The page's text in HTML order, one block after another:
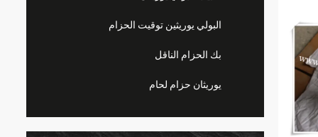
البولي يوريثين توقيت الحزام
بك الحزام الناقل
يوريثان حزام لحام